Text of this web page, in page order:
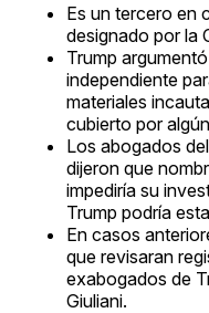
Es un tercero en
designado por la
Trump
independiente
materiales
cubierto por
Los abogados
dijeron que
impediría su
Trump podría
En casos
que revisaran
exabogados de
Giuliani.